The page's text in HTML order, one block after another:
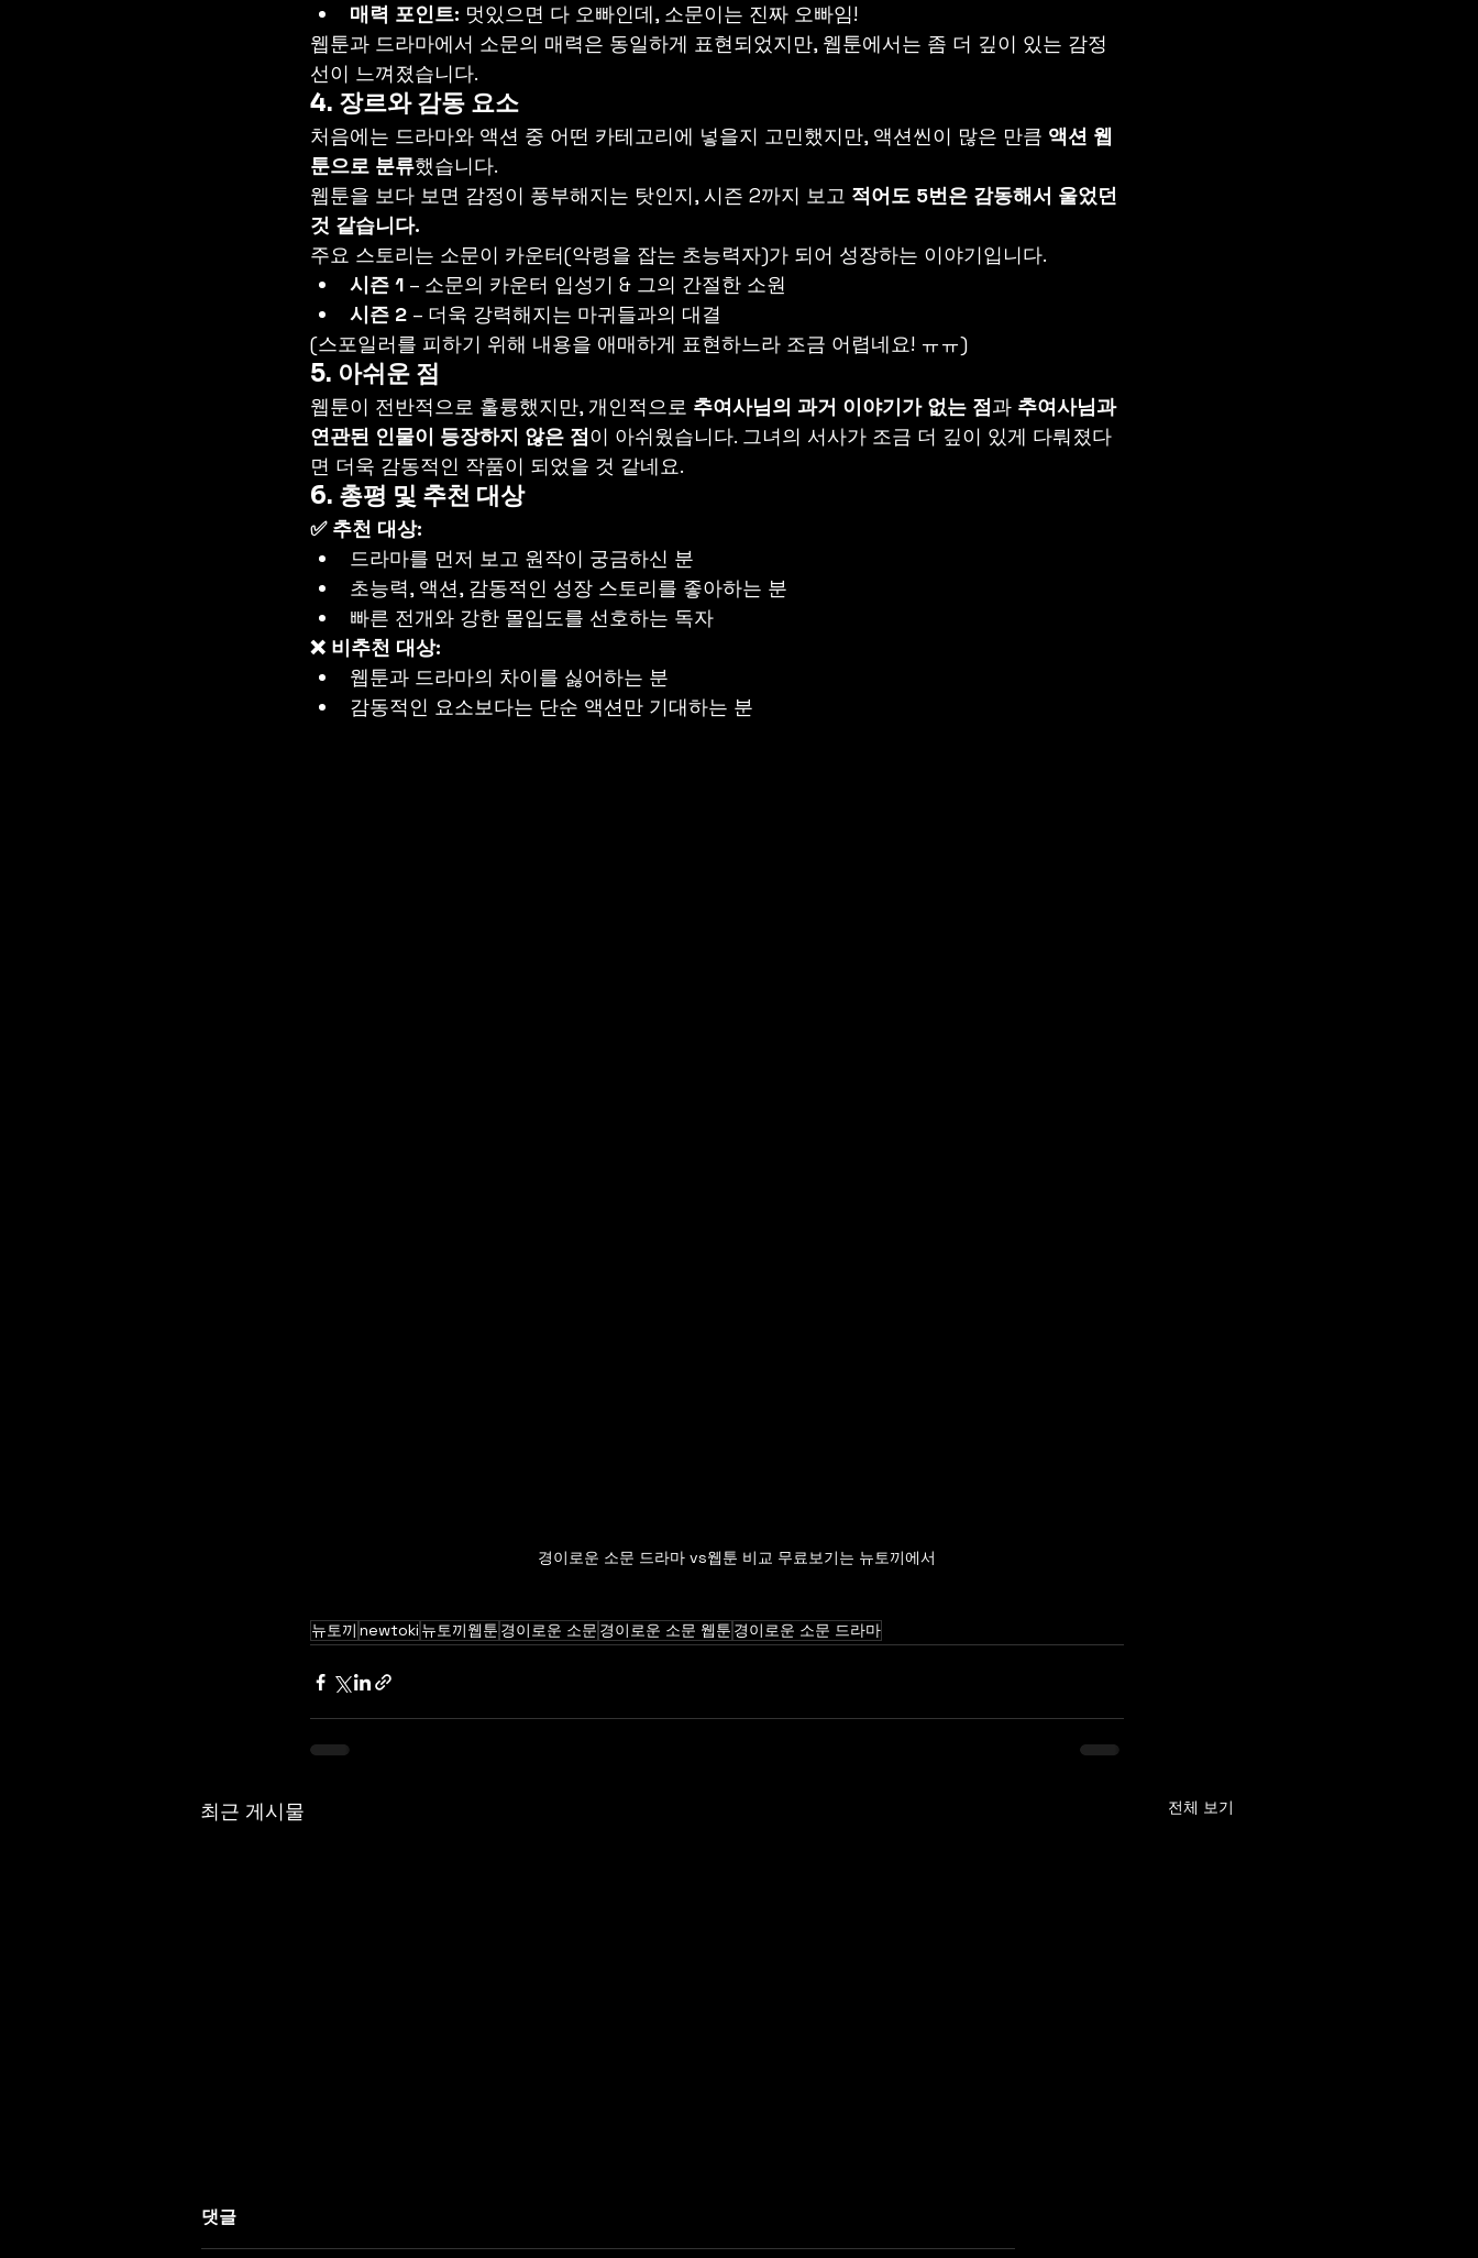
매력 포인트: 멋있으면 다 오빠인데, 소문이는 진짜 오빠임!
웹툰과 드라마에서 소문의 매력은 동일하게 표현되었지만, 웹툰에서는 좀 더 깊이 있는 감정
선이 느껴졌습니다.
4. 장르와 감동 요소
처음에는 드라마와 액션 중 어떤 카테고리에 넣을지 고민했지만, 액션씬이 많은 만큼 액션 웹
툰으로 분류했습니다.
웹툰을 보다 보면 감정이 풍부해지는 탓인지, 시즌 2까지 보고 적어도 5번은 감동해서 울었던
것 같습니다.
주요 스토리는 소문이 카운터(악령을 잡는 초능력자)가 되어 성장하는 이야기입니다.
시즌 1 – 소문의 카운터 입성기 & 그의 간절한 소원
시즌 2 – 더욱 강력해지는 마귀들과의 대결
(스포일러를 피하기 위해 내용을 애매하게 표현하느라 조금 어렵네요! ㅠㅠ)
5. 아쉬운 점
웹툰이 전반적으로 훌륭했지만, 개인적으로 추여사님의 과거 이야기가 없는 점과 추여사님과
연관된 인물이 등장하지 않은 점이 아쉬웠습니다. 그녀의 서사가 조금 더 깊이 있게 다뤄졌다
면 더욱 감동적인 작품이 되었을 것 같네요.
6. 총평 및 추천 대상
✅ 추천 대상:
드라마를 먼저 보고 원작이 궁금하신 분
초능력, 액션, 감동적인 성장 스토리를 좋아하는 분
빠른 전개와 강한 몰입도를 선호하는 독자
❌ 비추천 대상:
웹툰과 드라마의 차이를 싫어하는 분
감동적인 요소보다는 단순 액션만 기대하는 분
경이로운 소문 드라마 vs웹툰 비교 무료보기는 뉴토끼에서
뉴토끼 newtoki 뉴토끼웹툰 경이로운 소문 경이로운 소문 웹툰 경이로운 소문 드라마
최근 게시물 전체 보기
댓글